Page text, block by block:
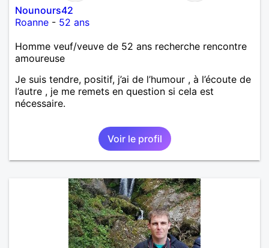
Nounours42
Roanne - 52 ans
Homme veuf/veuve de 52 ans recherche rencontre
amoureuse
Je suis tendre, positif, j’ai de l’humour , à l’écoute de
l’autre , je me remets en question si cela est
nécessaire.
Voir le profil